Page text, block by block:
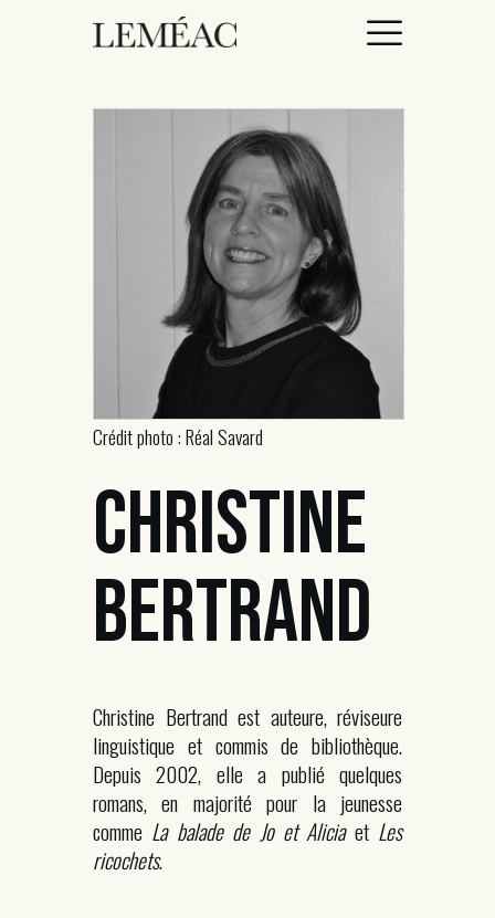
ACCUEIL
CATALOGUE
AUTEURICES
DROITS / RIGHTS
À PROPOS
Crédit photo : Réal Savard
CHRISTINE
BERTRAND
Christine Bertrand est auteure, réviseure
linguistique et commis de bibliothèque.
Depuis 2002, elle a publié quelques
romans, en majorité pour la jeunesse
comme La balade de Jo et Aliciaet Les
ricochets.